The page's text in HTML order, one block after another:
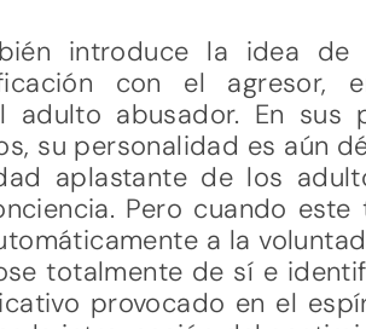
introduce la idea
con el agresor,
adulto abusador. En
su personalidad es aún
aplastante de los
Pero cuando
a la
totalmente de sí e
provocado en el